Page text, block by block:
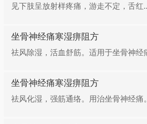
见下肢呈放射样疼痛，游走不定，舌红
坐骨神经痛寒湿痹阻方
祛风除湿，活血舒筋。适用于坐骨神经
坐骨神经痛寒湿痹阻方
祛风化湿，强筋通络。用治坐骨神经痛。